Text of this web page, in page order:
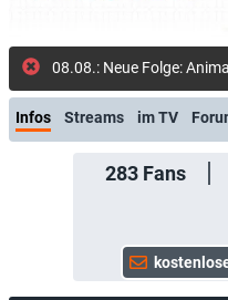
Infos Streams im TV
283Fans